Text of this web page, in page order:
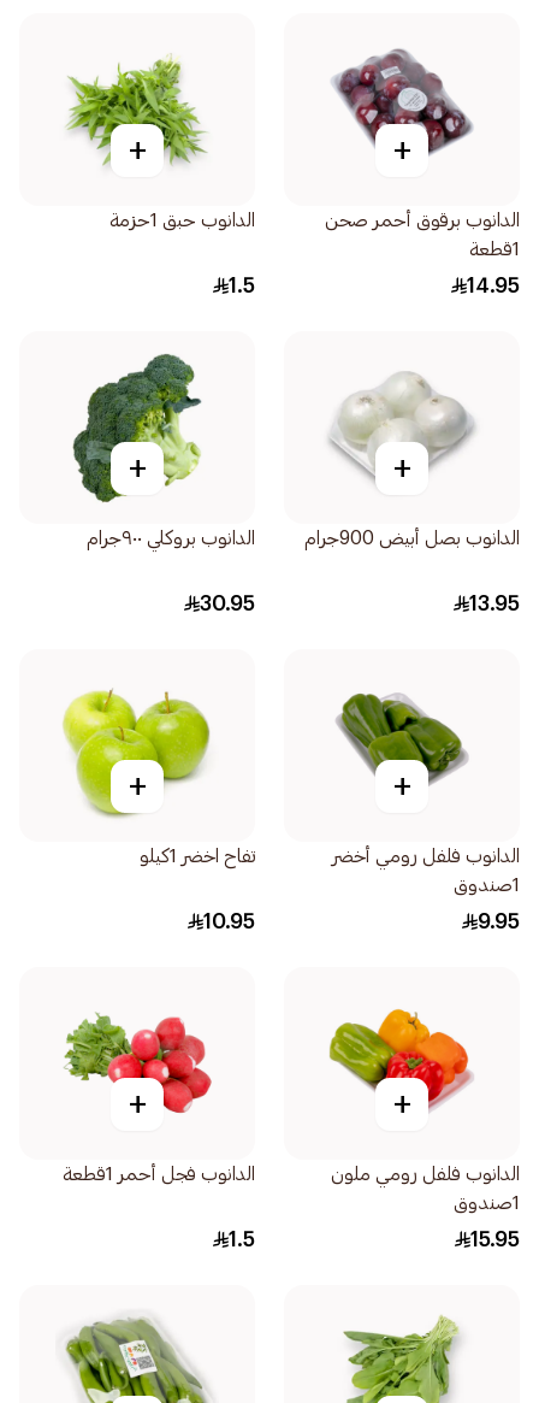
+
الدانوب برقوق أحمر صحن
1قطعة
14.95
+
الدانوب حبق 1حزمة
1.5
+
الدانوب بصل أبيض 900جرام
13.95
+
الدانوب بروكلي ٩٠٠جرام
30.95
+
الدانوب فلفل رومي أخضر
1صندوق
9.95
+
تفاح اخضر 1كيلو
10.95
+
الدانوب فلفل رومي ملون
1صندوق
15.95
+
الدانوب فجل أحمر 1قطعة
1.5